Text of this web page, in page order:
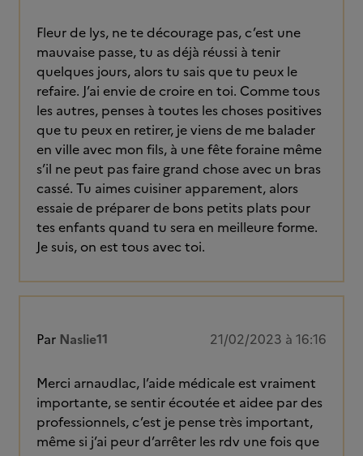
Fleur de lys, ne te décourage pas, c’est une
mauvaise passe, tu as déjà réussi à tenir
quelques jours, alors tu sais que tu peux le
refaire. J’ai envie de croire en toi. Comme tous
les autres, penses à toutes les choses positives
que tu peux en retirer, je viens de me balader
en ville avec mon fils, à une fête foraine même
s’il ne peut pas faire grand chose avec un bras
cassé. Tu aimes cuisiner apparement, alors
essaie de préparer de bons petits plats pour
tes enfants quand tu sera en meilleure forme.
Je suis, on est tous avec toi.
Par Naslie11 21/02/2023 à 16:16
Merci arnaudlac, l’aide médicale est vraiment
importante, se sentir écoutée et aidee par des
professionnels, c’est je pense très important,
même si j’ai peur d’arrêter les rdv une fois que